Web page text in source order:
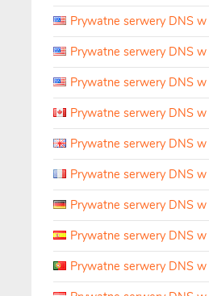
Prywatne serwery DNS w
Prywatne serwery DNS w
Prywatne serwery DNS w
Prywatne serwery DNS w
Prywatne serwery DNS w
Prywatne serwery DNS w
Prywatne serwery DNS w
Prywatne serwery DNS w
Prywatne serwery DNS